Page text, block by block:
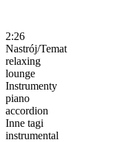
2:26
Nastrój/Temat
relaxing
lounge
Instrumenty
piano
accordion
Inne tagi
instrumental